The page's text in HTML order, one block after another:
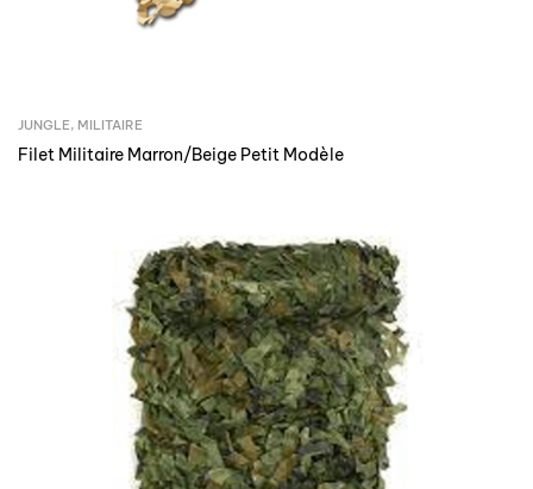
JUNGLE, MILITAIRE
Filet Militaire Marron/Beige Petit Modèle